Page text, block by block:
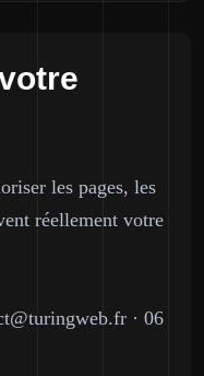
les pages, les
réellement votre
· 06